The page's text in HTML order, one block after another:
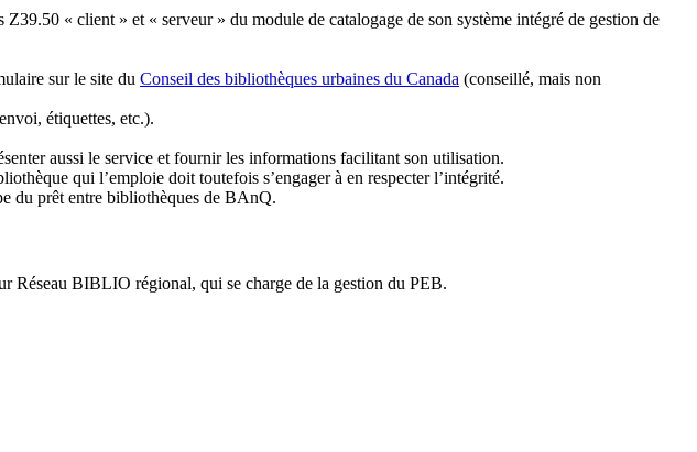
« client » et « serveur » du module de catalogage de son système intégré de gestion de
sur le site du Conseil des bibliothèques urbaines du Canada (conseillé, mais non
étiquettes, etc.).
aussi le service et fournir les informations facilitant son utilisation.
qui l’emploie doit toutefois s’engager à en respecter l’intégrité.
du prêt entre bibliothèques de BAnQ.
Réseau BIBLIO régional, qui se charge de la gestion du PEB.